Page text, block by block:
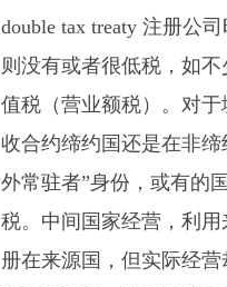
double tax treaty 注册公
则没有或者很低税，如
值税（营业额税）。对
收合约缔约国还是在非
外常驻者”身份，或有的
税。中间国家经营，利
册在来源国，但实际经